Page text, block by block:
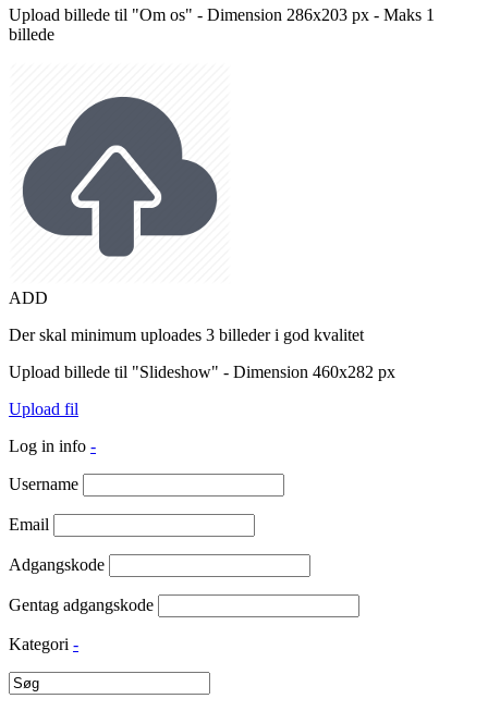
Upload billede til "Om os" - Dimension 286x203 px - Maks 1
billede
ADD
Der skal minimum uploades 3 billeder i god kvalitet
Upload billede til "Slideshow" - Dimension 460x282 px
Upload fil
Log in info -
Username
Email
Adgangskode
Gentag adgangskode
Kategori -